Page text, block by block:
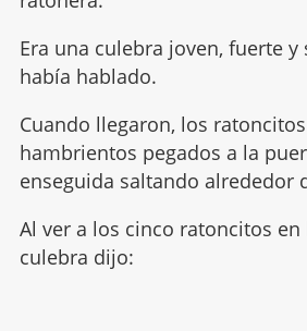
Era una culebra joven, fuerte
había hablado.
Cuando llegaron, los
hambrientos pegados a la
enseguida saltando alrededor
Al ver a los cinco ratoncitos en
culebra dijo: